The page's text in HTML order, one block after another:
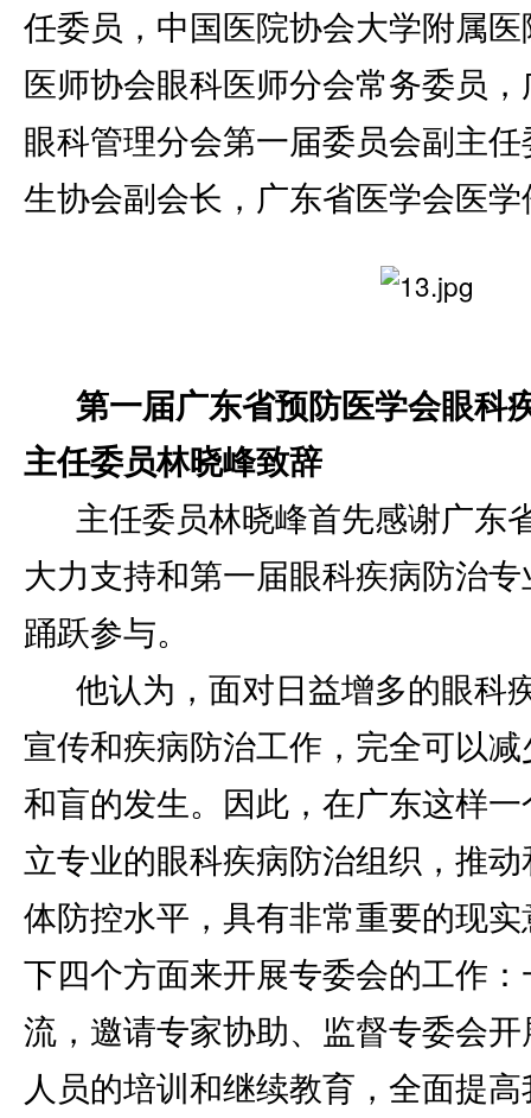
任委员，中国医院协会大学附属
医师协会眼科医师分会常务委员
眼科管理分会第一届委员会副主
生协会副会长，广东省医学会医
第一届广东省预防医学会眼科
主任委员林晓峰致辞
主任委员林晓峰首先感谢广东
大力支持和第一届眼科疾病防治
踊跃参与。
他认为，面对日益增多的眼科
宣传和疾病防治工作，完全可以
和盲的发生。因此，在广东这样
立专业的眼科疾病防治组织，推
体防控水平，具有非常重要的现
下四个方面来开展专委会的工作
流，邀请专家协助、监督专委会
人员的培训和继续教育，全面提